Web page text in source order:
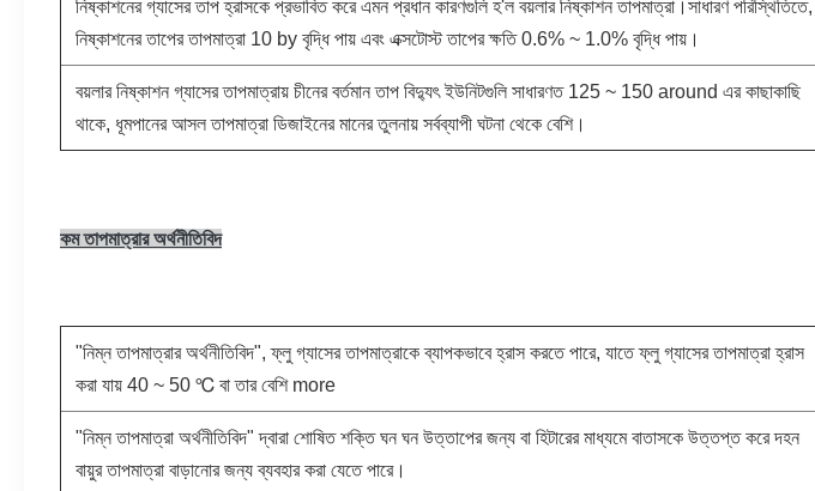
নিষ্কাশনের গ্যাসের তাপ হ্রাসকে প্রভাবিত করে এমন প্রধান কারণগুলি হ'ল বয়লার নিষ্কাশন তাপমাত্রা।সাধারণ পরিস্থিতিতে,
নিষ্কাশনের তাপের তাপমাত্রা 10 by বৃদ্ধি পায় এবং এক্সটোস্ট তাপের ক্ষতি 0.6% ~ 1.0% বৃদ্ধি পায়।
বয়লার নিষ্কাশন গ্যাসের তাপমাত্রায় চীনের বর্তমান তাপ বিদ্যুৎ ইউনিটগুলি সাধারণত 125 ~ 150 around এর কাছাকাছি
থাকে, ধূমপানের আসল তাপমাত্রা ডিজাইনের মানের তুলনায় সর্বব্যাপী ঘটনা থেকে বেশি।
কম তাপমাত্রার অর্থনীতিবিদ
"নিম্ন তাপমাত্রার অর্থনীতিবিদ", ফ্লু গ্যাসের তাপমাত্রাকে ব্যাপকভাবে হ্রাস করতে পারে, যাতে ফ্লু গ্যাসের তাপমাত্রা হ্রাস
করা যায় 40 ~ 50 ℃ বা তার বেশি more
"নিম্ন তাপমাত্রা অর্থনীতিবিদ" দ্বারা শোষিত শক্তি ঘন ঘন উত্তাপের জন্য বা হিটারের মাধ্যমে বাতাসকে উত্তপ্ত করে দহন
বায়ুর তাপমাত্রা বাড়ানোর জন্য ব্যবহার করা যেতে পারে।